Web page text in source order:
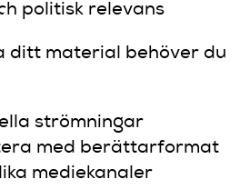
politisk relevans
ditt material behöver du
strömningar
med berättarformat
mediekanaler